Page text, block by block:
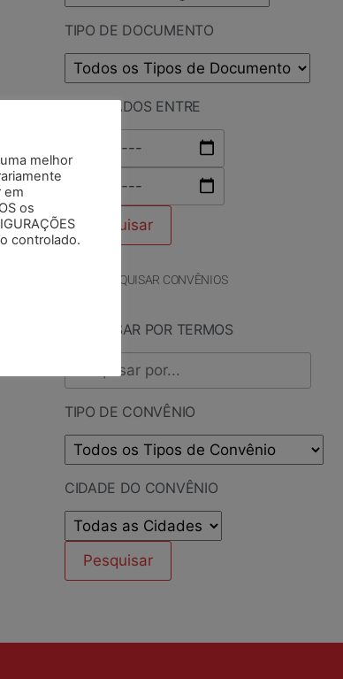
TIPO DE DOCUMENTO
PUBLICADOS ENTRE
PESQUISAR CONVÊNIOS
PESQUISAR POR TERMOS
TIPO DE CONVÊNIO
CIDADE DO CONVÊNIO
melhor
em
os
controlado.